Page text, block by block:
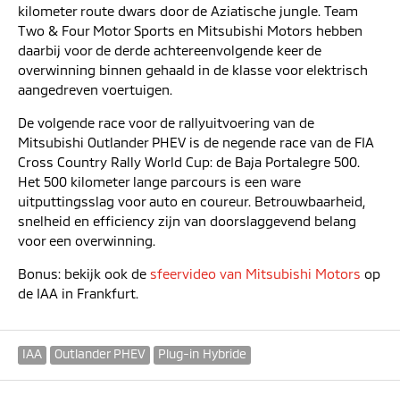
kilometer route dwars door de Aziatische jungle. Team
Two & Four Motor Sports en Mitsubishi Motors hebben
daarbij voor de derde achtereenvolgende keer de
overwinning binnen gehaald in de klasse voor elektrisch
aangedreven voertuigen.
De volgende race voor de rallyuitvoering van de
Mitsubishi Outlander PHEV is de negende race van de FIA
Cross Country Rally World Cup: de Baja Portalegre 500.
Het 500 kilometer lange parcours is een ware
uitputtingsslag voor auto en coureur. Betrouwbaarheid,
snelheid en efficiency zijn van doorslaggevend belang
voor een overwinning.
Bonus: bekijk ook de sfeervideo van Mitsubishi Motors op
de IAA in Frankfurt.
IAA Outlander PHEV Plug-in Hybride